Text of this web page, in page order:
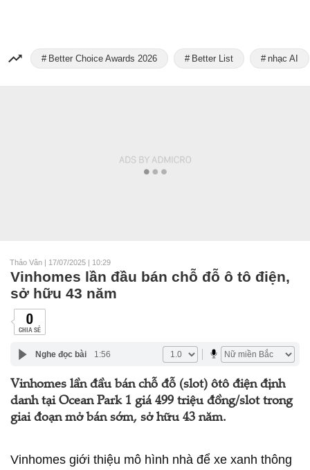
Better Choice Awards 2026 Better List nhạc AI
Thảo Vân | 17/07/2025 | 10:29
Vinhomes lần đầu bán chỗ đỗ ô tô điện,
sở hữu 43 năm
0
CHIA SẺ
Nghe đọc bài 1:56
Vinhomes lần đầu bán chỗ đỗ (slot) ôtô điện định
danh tại Ocean Park 1 giá 499 triệu đồng/slot trong
giai đoạn mở bán sớm, sở hữu 43 năm.
Vinhomes giới thiệu mô hình nhà để xe xanh thông